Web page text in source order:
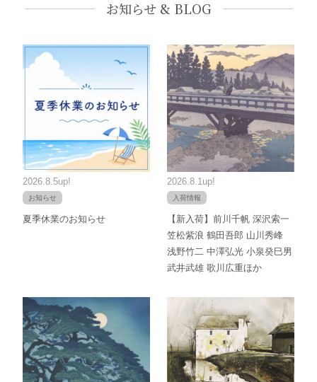
お知らせ & BLOG
2026.8.5up!
お知らせ
夏季休業のお知らせ
2026.8.1up!
入荷情報
【新入荷】前川千帆 深沢索一
笠松紫浪 鶴田吾郎 山川秀峰
浅野竹二 中澤弘光 小泉癸巳男
武井武雄 歌川広重ほか